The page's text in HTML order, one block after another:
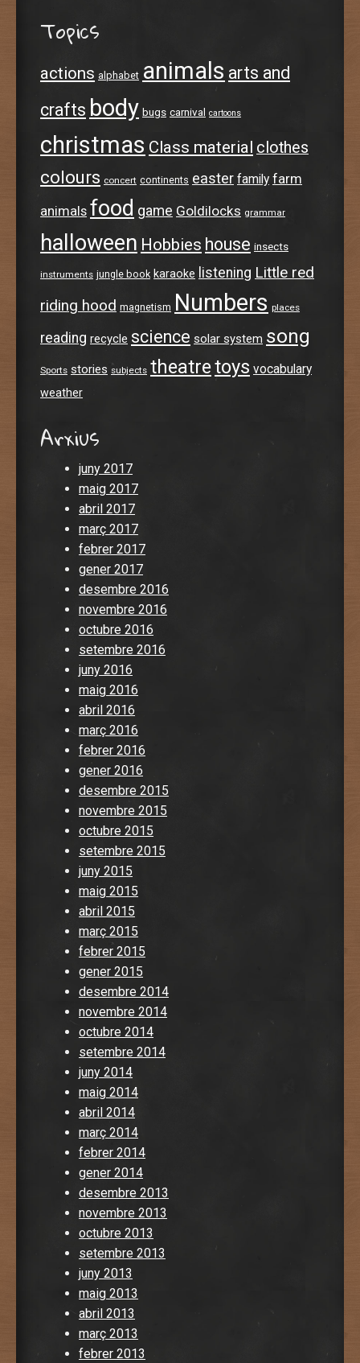
Topics
actions alphabet animals arts and
crafts body bugs carnival cartoons
christmas Class material clothes
colours concert continents easter family farm
animals food game Goldilocks grammar
halloween Hobbies house insects
instruments jungle book karaoke listening Little red
riding hood magnetism Numbers places
reading recycle science solar system song
Sports stories subjects theatretoys vocabulary
weather
Arxius
juny 2017
maig 2017
abril 2017
març 2017
febrer 2017
gener 2017
desembre 2016
novembre 2016
octubre 2016
setembre 2016
juny 2016
maig 2016
abril 2016
març 2016
febrer 2016
gener 2016
desembre 2015
novembre 2015
octubre 2015
setembre 2015
juny 2015
maig 2015
abril 2015
març 2015
febrer 2015
gener 2015
desembre 2014
novembre 2014
octubre 2014
setembre 2014
juny 2014
maig 2014
abril 2014
març 2014
febrer 2014
gener 2014
desembre 2013
novembre 2013
octubre 2013
setembre 2013
juny 2013
maig 2013
abril 2013
març 2013
febrer 2013